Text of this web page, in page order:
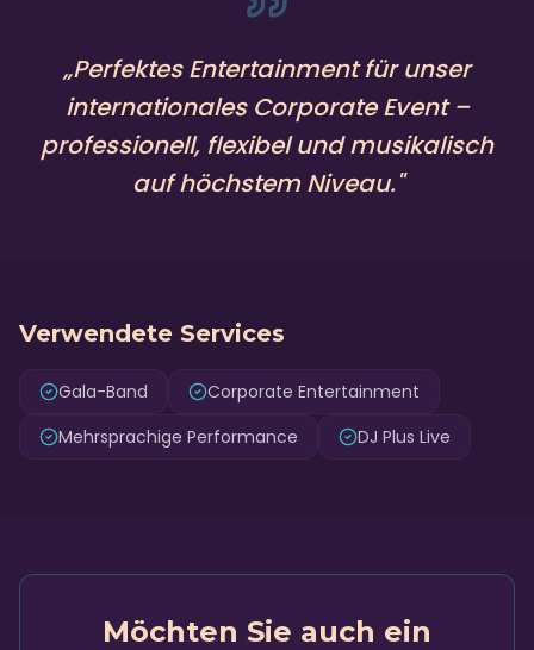
„Perfektes Entertainment für unser
internationales Corporate Event –
professionell, flexibel und musikalisch
auf höchstem Niveau."
Verwendete Services
Gala-Band
Corporate Entertainment
Mehrsprachige Performance
DJ Plus Live
Möchten Sie auch ein